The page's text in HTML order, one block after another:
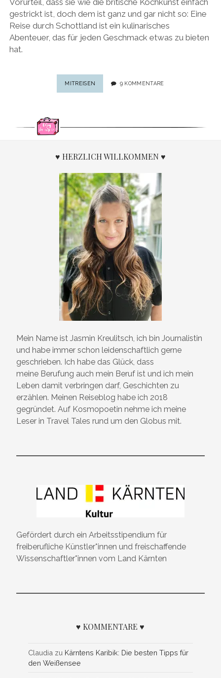
Vorurteil, dass sie wie die britische Kochkunst einfach
gestrickt ist, doch dem ist ganz und gar nicht so: Eine
Reise durch Schottland ist ein kulinarisches
Abenteuer, das für jeden Geschmack etwas zu bieten
hat.
MITREISEN
GUIDE
SPEZIALITÄTEN
DIE
KOSTEN
MUSS
9 KOMMENTARE
♥ HERZLICH WILLKOMMEN ♥
Mein Name ist Jasmin Kreulitsch, ich bin Journalistin
und habe immer schon leidenschaftlich gerne
geschrieben. Ich habe das Glück, dass
meine Berufung auch mein Beruf ist und ich mein
Leben damit verbringen darf, Geschichten zu
erzählen. Meinen Reiseblog habe ich 2018
gegründet. Auf Kosmopoetin nehme ich meine
Leser in Travel Tales rund um den Globus mit.
Gefördert durch ein Arbeitsstipendium für
freiberufliche Künstler*innen und freischaffende
Wissenschaftler*innen vom Land Kärnten
♥ KOMMENTARE ♥
Claudia zu Kärntens Karibik: Die besten Tipps für
den Weißensee